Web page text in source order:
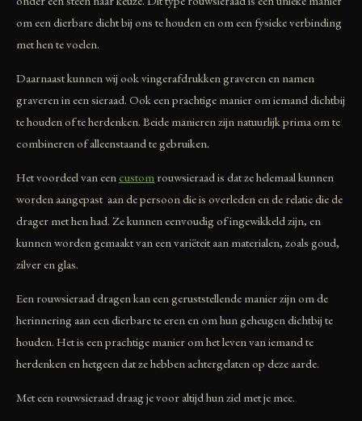
om een dierbare dicht bij ons te houden en om een fysieke verbinding
met hen te voelen.
Daarnaast kunnen wij ook vingerafdrukken graveren en namen
graveren in een sieraad. Ook een prachtige manier om iemand dichtbij
te houden of te herdenken. Beide manieren zijn natuurlijk prima om te
combineren of alleenstaand te gebruiken.
Het voordeel van een custom rouwsieraad is dat ze helemaal kunnen
worden aangepast aan de persoon die is overleden en de relatie die de
drager met hen had. Ze kunnen eenvoudig of ingewikkeld zijn, en
kunnen worden gemaakt van een variëteit aan materialen, zoals goud,
zilver en glas.
Een rouwsieraad dragen kan een geruststellende manier zijn om de
herinnering aan een dierbare te eren en om hun geheugen dichtbij te
houden. Het is een prachtige manier om het leven van iemand te
herdenken en hetgeen dat ze hebben achtergelaten op deze aarde.
Met een rouwsieraad draag je voor altijd hun ziel met je mee.